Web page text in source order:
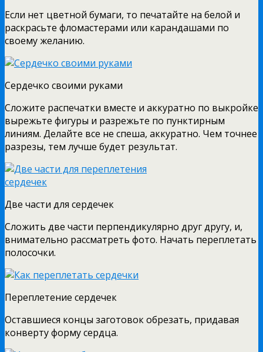
Если нет цветной бумаги, то печатайте на белой и
раскрасьте фломастерами или карандашами по
своему желанию.
Сердечко своими руками
Сложите распечатки вместе и аккуратно по выкройке
вырежьте фигуры и разрежьте по пунктирным
линиям. Делайте все не спеша, аккуратно. Чем точнее
разрезы, тем лучше будет результат.
Две части для сердечек
Сложить две части перпендикулярно друг другу, и,
внимательно рассматреть фото. Начать переплетать
полосочки.
Переплетение сердечек
Оставшиеся концы заготовок обрезать, придавая
конверту форму сердца.